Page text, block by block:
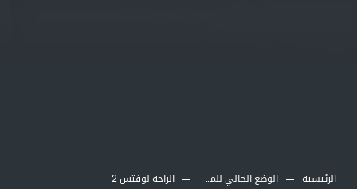
الرئيسية الوضع الحالي للمشاريع الراحة لوفتس 2